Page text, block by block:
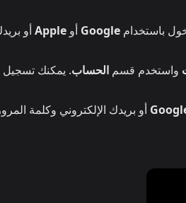
باستخدام Google أو Appleأو
واستخدم قسم الحساب. يمكنك تسجيل
أو بريدك الإلكتروني وكلمة